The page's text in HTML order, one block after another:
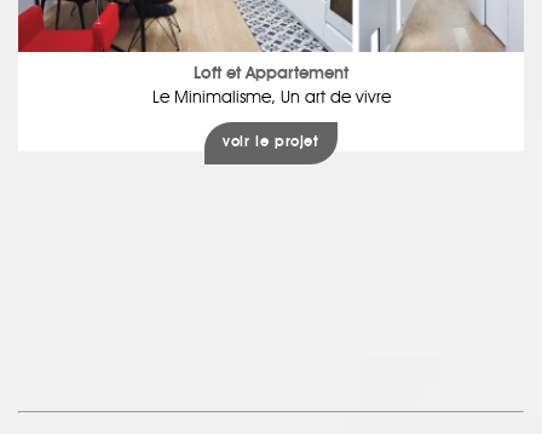
Loft et Appartement
Le Minimalisme, Un art de vivre
voir le projet